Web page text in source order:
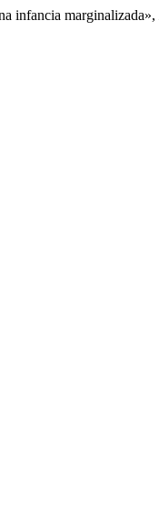
infancia marginalizada»,